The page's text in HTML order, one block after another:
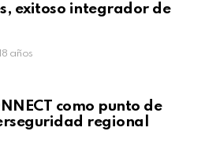
exitoso integrador de
años
to view this postcomo punto de
regional